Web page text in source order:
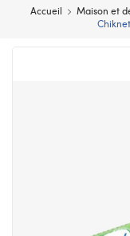
Accueil Maison et